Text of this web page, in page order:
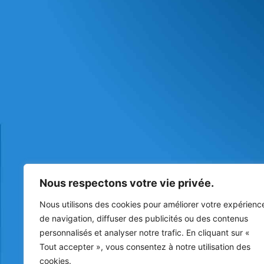
Nous respectons votre vie privée.
Nous utilisons des cookies pour améliorer votre
de navigation, diffuser des publicités ou des contenus
personnalisés et analyser notre trafic. En cliquant sur «
Tout accepter », vous consentez à notre utilisation des
cookies.